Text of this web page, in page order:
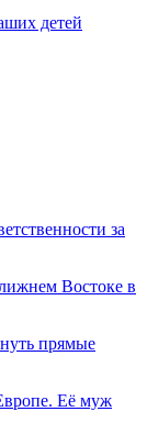
детей
за
Востоке в
прямые
Её муж